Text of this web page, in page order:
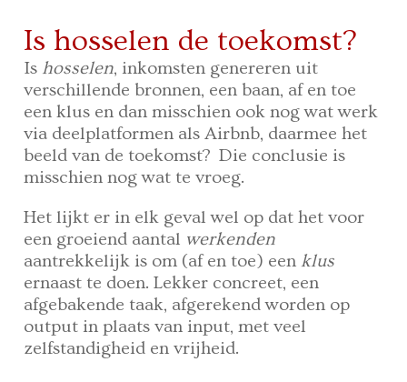
Is hosselen de toekomst?
Is hosselen, inkomsten genereren uit
verschillende bronnen, een baan, af en toe
een klus en dan misschien ook nog wat werk
via deelplatformen als Airbnb, daarmee het
beeld van de toekomst? Die conclusie is
misschien nog wat te vroeg.
Het lijkt er in elk geval wel op dat het voor
een groeiend aantal werkenden
aantrekkelijk is om (af en toe) eenklus
ernaast te doen. Lekker concreet, een
afgebakende taak, afgerekend worden op
output in plaats van input, met veel
zelfstandigheid en vrijheid.